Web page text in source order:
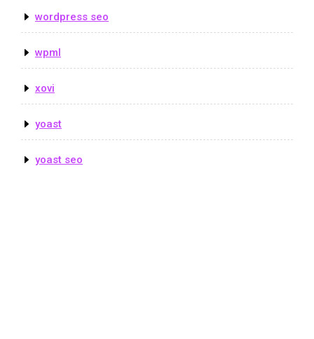
wordpress seo
wpml
xovi
yoast
yoast seo